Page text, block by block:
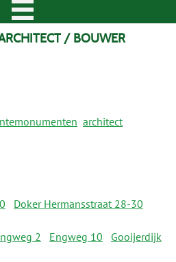
/ BOUWER
architect
Doker Hermansstraat 28-30
2 Engweg 10
Gooijerdijk